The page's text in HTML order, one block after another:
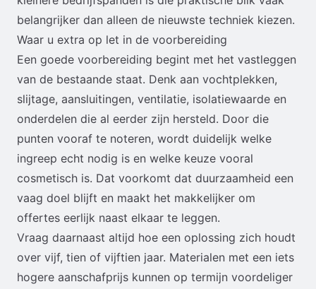
belangrijker dan alleen de nieuwste techniek kiezen.
Waar u extra op let in de voorbereiding
Een goede voorbereiding begint met het vastleggen
van de bestaande staat. Denk aan vochtplekken,
slijtage, aansluitingen, ventilatie, isolatiewaarde en
onderdelen die al eerder zijn hersteld. Door die
punten vooraf te noteren, wordt duidelijk welke
ingreep echt nodig is en welke keuze vooral
cosmetisch is. Dat voorkomt dat duurzaamheid een
vaag doel blijft en maakt het makkelijker om
offertes eerlijk naast elkaar te leggen.
Vraag daarnaast altijd hoe een oplossing zich houdt
over vijf, tien of vijftien jaar. Materialen met een iets
hogere aanschafprijs kunnen op termijn voordeliger